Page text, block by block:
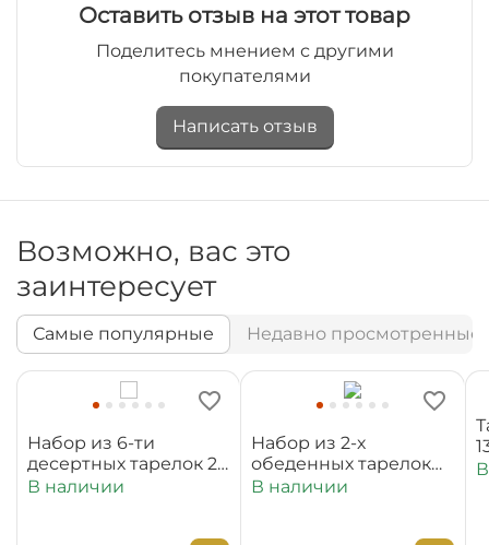
Оставить отзыв на этот товар
Поделитесь мнением с другими
покупателями
Написать отзыв
Возможно, вас это
заинтересует
Самые популярные Недавно просмотренные
Набор из 6-ти
десертных тарелок 20
см WL‑880100‑JV/6C
В наличии
Набор из 2-х
обеденных тарелок
25,5 см
В наличии